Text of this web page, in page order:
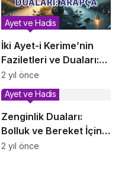
İki Ayet-i Kerime’nin
Faziletleri ve Duaları:
Arapça Okunuşu ve
Anlamları
Ayet ve Hadis
2 yıl önce
Zenginlik Duaları:
Bolluk ve Bereket İçin
Okunacak Dualar
Ayet ve Hadis
2 yıl önce